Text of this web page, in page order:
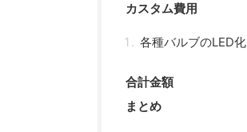
カスタム費用
各種バルブのLED化
合計金額
まとめ